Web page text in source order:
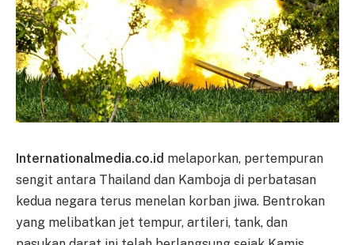
Internationalmedia.co.id melaporkan, pertempuran
sengit antara Thailand dan Kamboja di perbatasan
kedua negara terus menelan korban jiwa. Bentrokan
yang melibatkan jet tempur, artileri, tank, dan